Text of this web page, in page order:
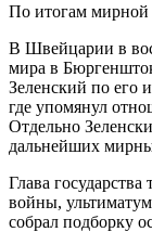
По итогам мирной
В Швейцарии в
мира в
Зеленский по его
где упомянул
Отдельно
дальнейших
Глава
войны,
собрал подборку